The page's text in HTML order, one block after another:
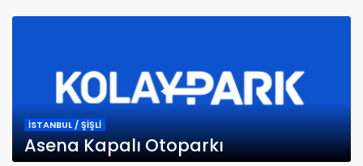
İSTANBUL / ŞİŞLİ
Asena Kapalı Otoparkı